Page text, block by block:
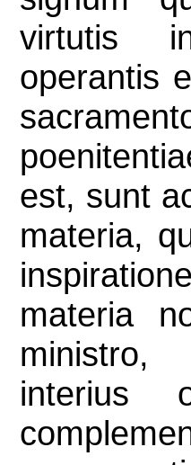
virtutis
operantis
est, sunt
materia,
materia
interius